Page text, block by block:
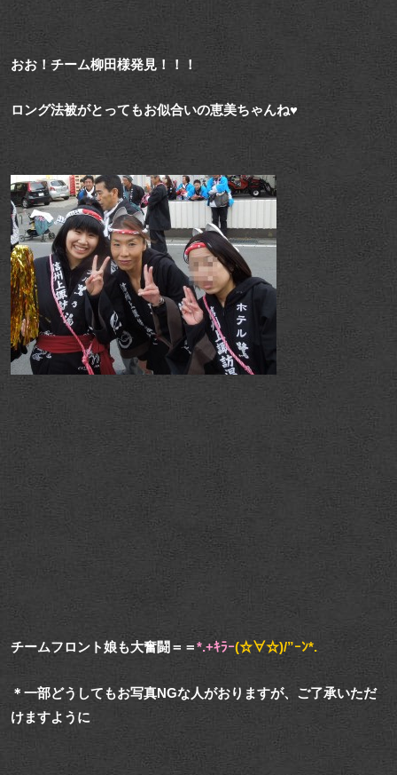
おお！チーム柳田様発見！！！
ロング法被がとってもお似合いの恵美ちゃんね♥
チームフロント娘も大奮闘＝＝*.+ｷﾗｰ(☆∀☆)/”ｰﾝ*.
＊一部どうしてもお写真NGな人がおりますが、ご了承いただ
けますように